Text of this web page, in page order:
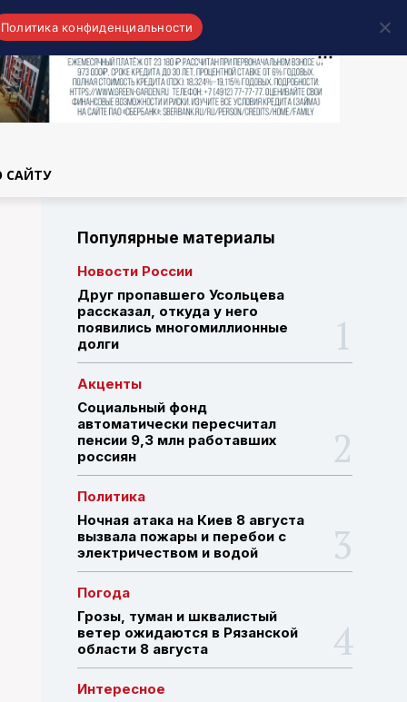
ПО САЙТУ
САЙТУ
Популярные материалы
Новости России
Друг пропавшего Усольцева
рассказал, откуда у него
появились многомиллионные
долги
Акценты
Социальный фонд
автоматически пересчитал
пенсии 9,3 млн работавших
россиян
Политика
Ночная атака на Киев 8 августа
вызвала пожары и перебои с
электричеством и водой
Погода
Грозы, туман и шквалистый
ветер ожидаются в Рязанской
области 8 августа
Интересное
Политика конфиденциальности